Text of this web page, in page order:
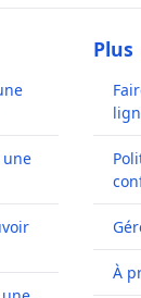
une
Plus
À